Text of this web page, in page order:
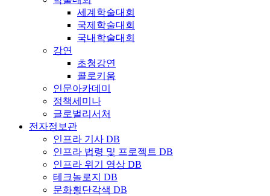
세계학술대회
국제학술대회
국내학술대회
강연
초청강연
콜로키움
인문아카데미
정책세미나
글로벌리서처
전자정보관
인프라 기사 DB
인프라 법령 및 프로젝트 DB
인프라 위기 영상 DB
테크놀로지 DB
문화횡단각색 DB